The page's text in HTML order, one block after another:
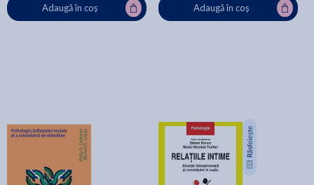
Adaugă în coș Adaugă în coș